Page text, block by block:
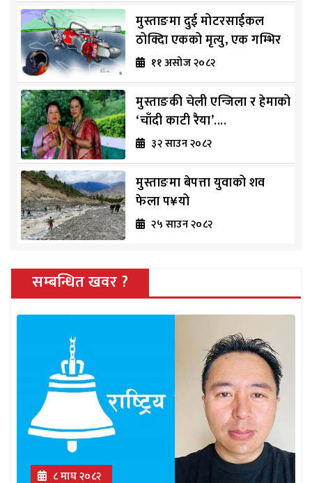
मुस्ताङमा दुई मोटरसाईकल
ठोक्दिा एकको मृत्यु, एक गम्भिर
११ असोज २०८२
मुस्ताङकी चेली एन्जिला र हेमाको
‘चाँदी काटी रैया’....
३२ साउन २०८२
मुस्ताङमा बेपत्ता युवाको शव
फेला प¥यो
२५ साउन २०८२
सम्बन्धित खवर ?
८ माघ २०८२